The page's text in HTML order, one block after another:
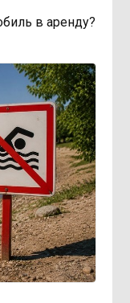
в аренду?